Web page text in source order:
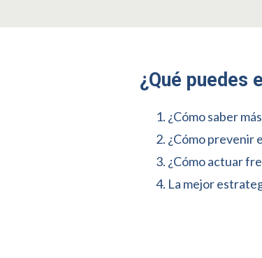
¿Qué puedes
¿Cómo saber
¿Cómo prevenir
¿Cómo actuar
La mejor